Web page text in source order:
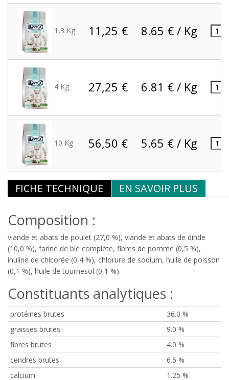
1,3 Kg 11,25 € 8.65 € / Kg
4 Kg 27,25 € 6.81 € / Kg
10 Kg 56,50 € 5.65 € / Kg
FICHE TECHNIQUE EN SAVOIR PLUS
Composition :
viande et abats de poulet (27,0 %), viande et abats de dinde
(10,0 %), farine de blé complète, fibres de pomme (0,5 %),
inuline de chicorée (0,4 %), chlorure de sodium, huile de poisson
(0,1 %), huile de tournesol (0,1 %).
Constituants analytiques :
protéines brutes
36.0 %
graisses brutes
9.0 %
fibres brutes
4.0 %
cendres brutes
6.5 %
calcium
1.25 %